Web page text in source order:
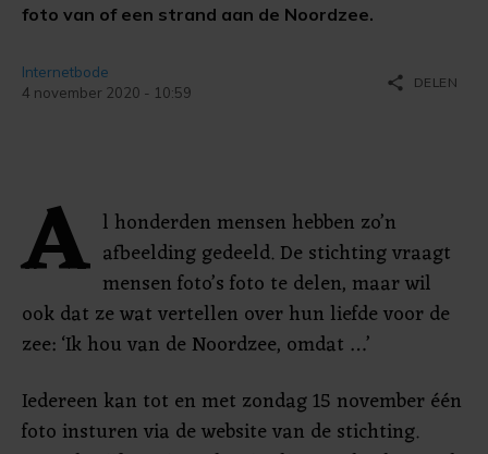
foto van of een strand aan de Noordzee.
Internetbode
4 november 2020 - 10:59
share DELEN
A l honderden mensen hebben zo’n
afbeelding gedeeld. De stichting vraagt
mensen foto’s foto te delen, maar wil
ook dat ze wat vertellen over hun liefde voor de
zee: ‘Ik hou van de Noordzee, omdat …’
Iedereen kan tot en met zondag 15 november één
foto insturen via de website van de stichting.